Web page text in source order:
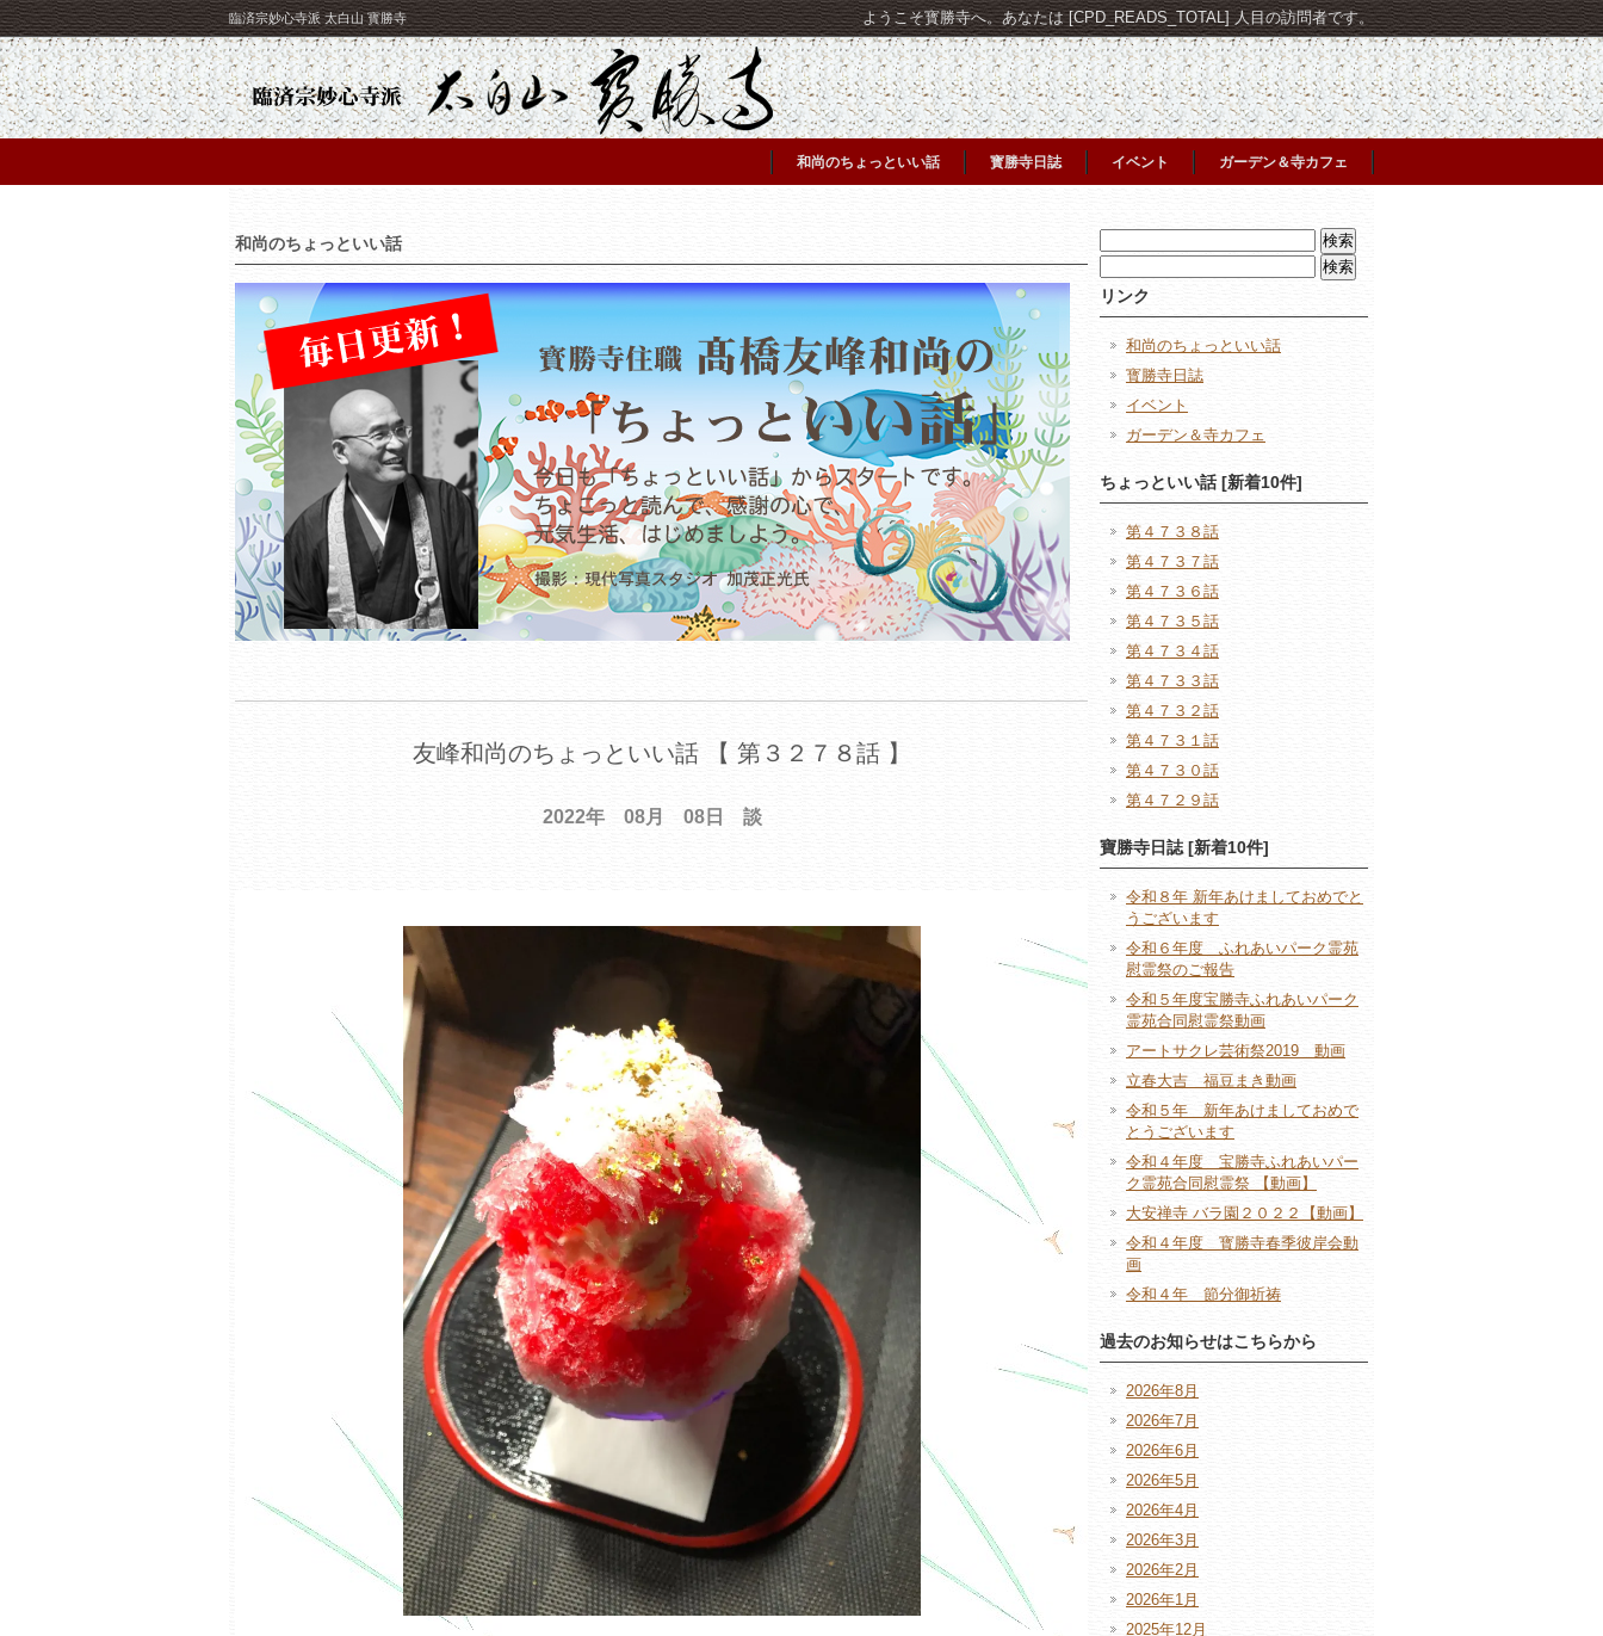
臨済宗妙心寺派 太白山 寳勝寺 ようこそ寳勝寺へ。あなたは [CPD_READS_TOTAL] 人目の訪問者です。
和尚のちょっといい話 寳勝寺日誌 イベント ガーデン＆寺カフェ
和尚のちょっといい話
友峰和尚のちょっといい話 【 第３２７８話 】
2022年 08月 08日 談
索:
索:
リンク
和尚のちょっといい話
寳勝寺日誌
イベント
ガーデン＆寺カフェ
ちょっといい話 [新着10件]
第４７３８話
第４７３７話
第４７３６話
第４７３５話
第４７３４話
第４７３３話
第４７３２話
第４７３１話
第４７３０話
第４７２９話
寶勝寺日誌 [新着10件]
令和８年 新年あけましておめでと
うございます
令和６年度 ふれあいパーク霊苑
慰霊祭のご報告
令和５年度宝勝寺ふれあいパーク
霊苑合同慰霊祭動画
アートサクレ芸術祭2019 動画
立春大吉 福豆まき動画
令和５年 新年あけましておめで
とうございます
令和４年度 宝勝寺ふれあいパー
ク霊苑合同慰霊祭 【動画】
大安禅寺 バラ園２０２２【動画】
令和４年度 寳勝寺春季彼岸会動
画
令和４年 節分御祈祷
過去のお知らせはこちらから
2026年8月
2026年7月
2026年6月
2026年5月
2026年4月
2026年3月
2026年2月
2026年1月
2025年12月